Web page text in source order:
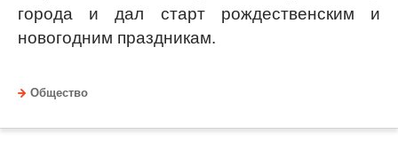
города и дал старт рождественским и
новогодним праздникам.
Общество